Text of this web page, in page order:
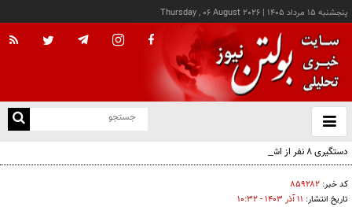
پنجشنبه ۱۵ مرداد ۱۴۰۵ |
Thursday , 06 August 2026
باز
و
دستگیری ۸ نفر از اشرار مسلح شاخص و مرتبطین گروهک‌های تروریستی
کد خبر: ۸۵۹۲۸۲
تاریخ انتشار: ۱۱ آذر ۱۴۰۳ - ۱۰:۳۲